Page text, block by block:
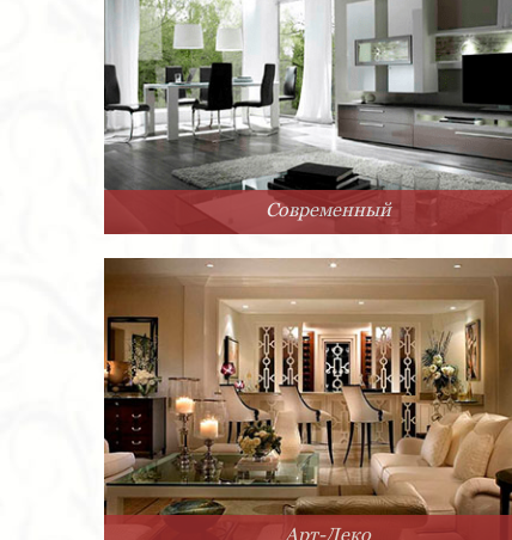
Современный
Арт-Деко